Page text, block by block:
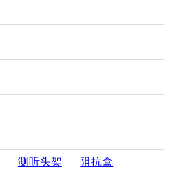
测听头架 阻抗盒